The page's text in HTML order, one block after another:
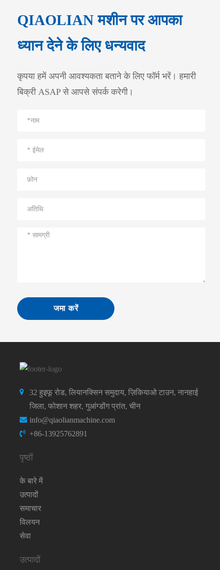
QIAOLIAN मशीन पर आपका
ध्यान देने के लिए धन्यवाद
कृपया हमें अपनी आवश्यकता बताने के लिए फॉर्म भरें। हमारी
बिक्री ASAP से आपसे संपर्क करेगी।
जमा करें
32 हुइफू रोड, लियानक्सिन समुदाय, ज़िकियाओ टाउन, नानहाई
जिला, फोशान शहर, गुआंग्डोंग प्रांत, चीन
info@qiaolianmachine.com
+86-13925762891
पृष्ठों
के बारे में
उत्पादों
समाचार
विलयन
सेवा
उत्पादों